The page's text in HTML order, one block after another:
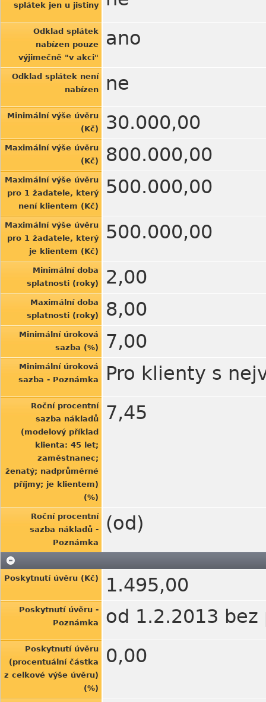
splátek jen u jistiny
Odklad splátek
nabízen pouze
výjimečně "v akci"
ano
Odklad splátek není
nabízen
ne
Minimální výše úvěru
(Kč)
30.000,00
Maximální výše úvěru
(Kč)
800.000,00
Maximální výše úvěru
pro 1 žadatele, který
není klientem (Kč)
500.000,00
Maximální výše úvěru
pro 1 žadatele, který
je klientem (Kč)
500.000,00
Minimální doba
splatnosti (roky)
2,00
Maximální doba
splatnosti (roky)
8,00
Minimální úroková
sazba (%)
7,00
Minimální úroková
sazba - Poznámka
Pro klienty s
Roční procentní
sazba nákladů
(modelový příklad
klienta: 45 let;
zaměstnanec;
ženatý; nadprůměrné
příjmy; je klientem)
(%)
7,45
Roční procentní
sazba nákladů -
Poznámka
(od)
Poskytnutí úvěru (Kč) 1.495,00
Poskytnutí úvěru -
Poznámka
od 1.2.2013
Poskytnutí úvěru
(procentuální částka
z celkové výše úvěru)
(%)
0,00